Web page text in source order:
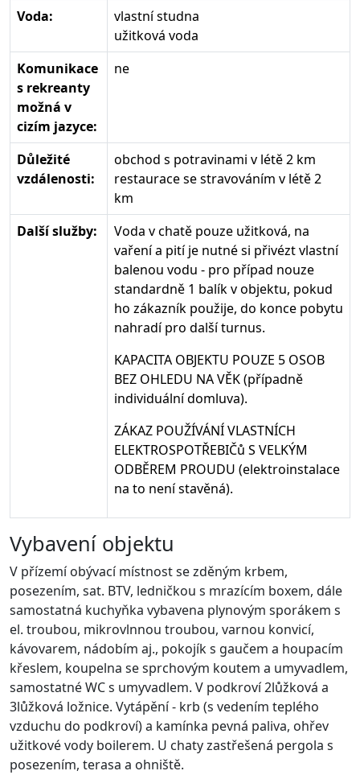
Voda:
vlastní studna
užitková voda
Komunikace
s rekreanty
možná v
cizím jazyce:
ne
Důležité
vzdálenosti:
obchod s potravinami v létě 2 km
restaurace se stravováním v létě 2
km
Další služby:
Voda v chatě pouze užitková, na
vaření a pití je nutné si přivézt vlastní
balenou vodu - pro případ nouze
standardně 1 balík v objektu, pokud
ho zákazník použije, do konce pobytu
nahradí pro další turnus.
KAPACITA OBJEKTU POUZE 5 OSOB
BEZ OHLEDU NA VĚK (případně
individuální domluva).
ZÁKAZ POUŽÍVÁNÍ VLASTNÍCH
ELEKTROSPOTŘEBIČů S VELKÝM
ODBĚREM PROUDU (elektroinstalace
na to není stavěná).
Vybavení objektu
V přízemí obývací místnost se zděným krbem,
posezením, sat. BTV, ledničkou s mrazícím boxem, dále
samostatná kuchyňka vybavena plynovým sporákem s
el. troubou, mikrovlnnou troubou, varnou konvicí,
kávovarem, nádobím aj., pokojík s gaučem a houpacím
křeslem, koupelna se sprchovým koutem a umyvadlem,
samostatné WC s umyvadlem. V podkroví 2lůžková a
3lůžková ložnice. Vytápění - krb (s vedením teplého
vzduchu do podkroví) a kamínka pevná paliva, ohřev
užitkové vody boilerem. U chaty zastřešená pergola s
posezením, terasa a ohniště.